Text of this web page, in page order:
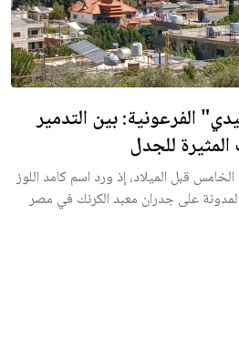
الفرعونية: بين التدمير
المثيرة للجدل
قبل الميلاد، إذ ورد اسم كامد اللوز
على جدران معبد الكرنك في مصر